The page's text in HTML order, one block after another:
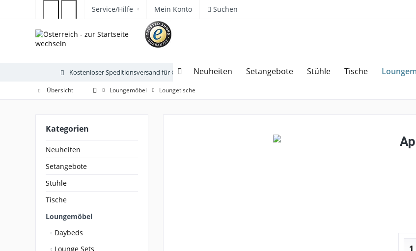
Service/Hilfe Mein Konto Suchen
Neuheiten Setangebote Stühle Tische
Kostenloser Speditionsversand für Gartenmöbel Sparen bei Angebotsanfrage
Übersicht Loungemöbel Loungetische
Kategorien
Neuheiten
Setangebote
Stühle
Tische
Loungemöbel
Daybeds
Lounge Sets